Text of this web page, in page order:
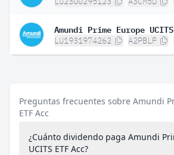
Amundi Prime Europe
LU1931974262 A2PBLF
Preguntas frecuentes sobre Amundi
ETF Acc
¿Cuánto dividendo paga Amundi
UCITS ETF Acc?